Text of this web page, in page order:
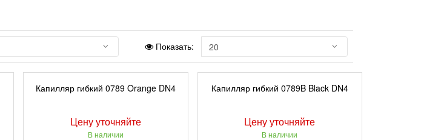
Показать:
Капилляр гибкий 0789 Orange DN4
Цену уточняйте
В наличии
Капилляр гибкий 0789B Black DN4
Цену уточняйте
В наличии